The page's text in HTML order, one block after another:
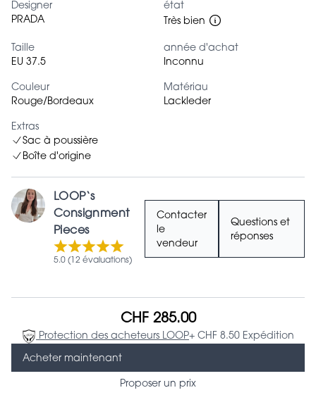
Designer
PRADA
état
Très bien
Taille
EU 37.5
année d'achat
Inconnu
Couleur
Rouge/Bordeaux
Matériau
Lackleder
Extras
Sac à poussière
Boîte d'origine
LOOP‘s
Consignment
Pieces
5.0 (12 évaluations)
Contacter
le
vendeur
Questions et
réponses
CHF 285.00
Protection des acheteurs LOOP+ CHF 8.50 Expédition
Acheter maintenant
Proposer un prix